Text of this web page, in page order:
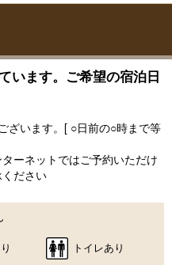
います。ご希望の宿泊日
ざいます。[ ○日前の○時まで等
ーネットではご予約いただけ
ださい
トイレあり